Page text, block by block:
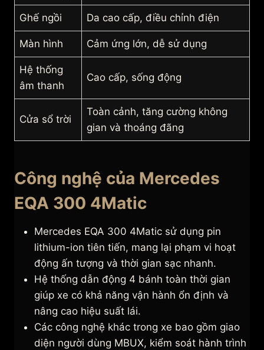
Ghế ngồi Da cao cấp, điều chỉnh điện
Màn hình Cảm ứng lớn, dễ sử dụng
Hệ thống
âm thanh
Cao cấp, sống động
Cửa sổ trời
Toàn cảnh, tăng cường không
gian và thoáng đãng
Công nghệ của Mercedes
EQA 300 4Matic
Mercedes EQA 300 4Matic sử dụng pin
lithium-ion tiên tiến, mang lại phạm vi hoạt
động ấn tượng và thời gian sạc nhanh.
Hệ thống dẫn động 4 bánh toàn thời gian
giúp xe có khả năng vận hành ổn định và
nâng cao hiệu suất lái.
Các công nghệ khác trong xe bao gồm giao
diện người dùng MBUX, kiểm soát hành trình